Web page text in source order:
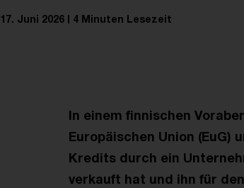
17. Juni 2026 4 Minuten Lesezeit
In einem finnischen
Europäischen Union
Kredits durch ein
verkauft hat und ihn für